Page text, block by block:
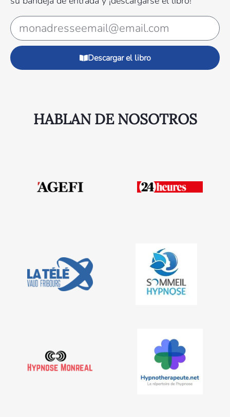
Descargar el libro
HABLAN DE NOSOTROS